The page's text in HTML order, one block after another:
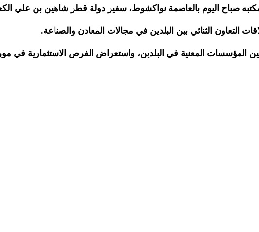
مكتبه صباح اليوم بالعاصمة نواكشوط، سفير دولة قطر شاهين بن علي
التعاون الثنائي بين البلدين في مجالات المعادن والصناعة.
المؤسسات المعنية في البلدين، واستعراض الفرص الاستثمارية في